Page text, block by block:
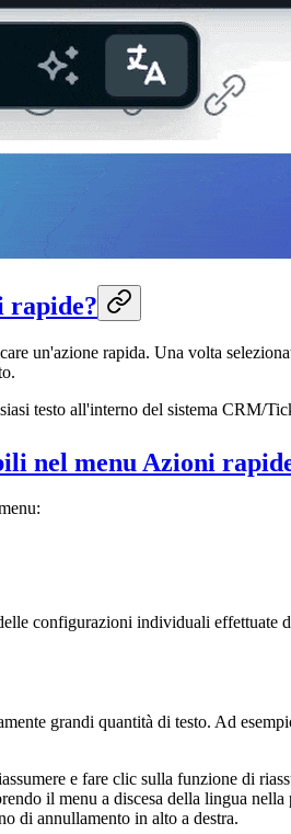
rapide?
un'azione rapida. Una volta
testo all'interno del sistema CRM/
nel menu Azioni
configurazioni individuali effettuate
grandi quantità di testo. Ad
e fare clic sulla funzione di
il menu a discesa della lingua
di annullamento in alto a destra.